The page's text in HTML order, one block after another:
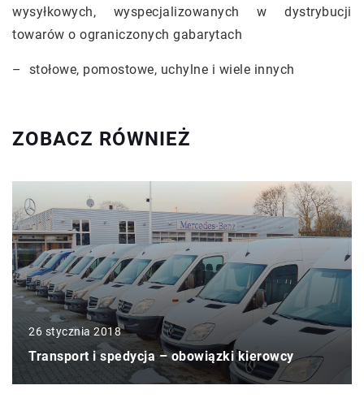
wysyłkowych, wyspecjalizowanych w dystrybucji
towarów o ograniczonych gabarytach
– stołowe, pomostowe, uchylne i wiele innych
ZOBACZ RÓWNIEŻ
26 stycznia 2018
Transport i spedycja – obowiązki kierowcy